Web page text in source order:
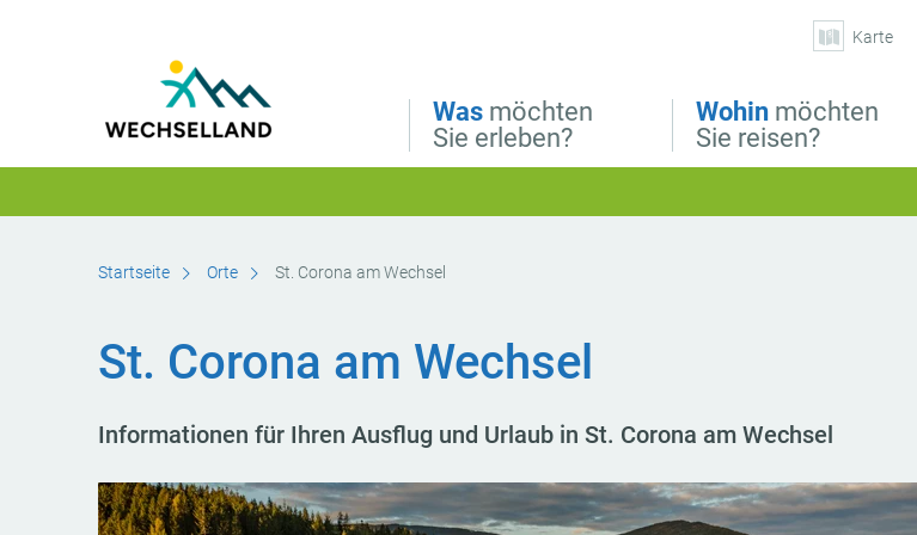
Was möchten
Sie erleben?
Wohin möchten
Sie reisen?
Karte
Startseite Orte St. Corona am Wechsel
St. Corona am Wechsel
Informationen für Ihren Ausflug und Urlaub in St. Corona am Wechsel